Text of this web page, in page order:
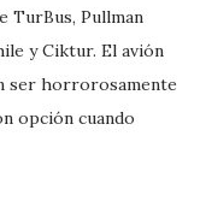
TurBus, Pullman
y Ciktur. El avión
ser horrorosamente
opción cuando